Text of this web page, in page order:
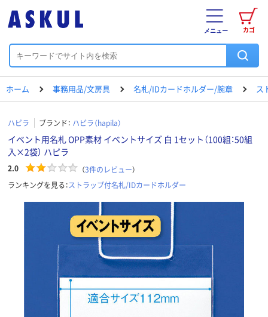
カゴ
メニュー
ホーム 事務用品/文房具 名札/IDカードホルダー/腕章 ス
ハピラ ブランド： ハピラ（hapila）
イベント用名札 OPP素材 イベントサイズ 白 1セット（100組：50組
入×2袋） ハピラ
2.0 （3件のレビュー）
ランキングを見る：ストラップ付名札/IDカードホルダー